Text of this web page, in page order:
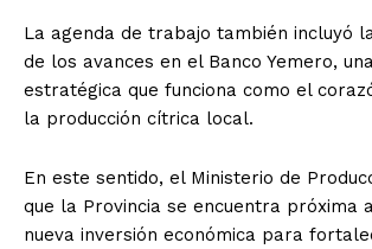
La agenda de trabajo también incluyó
de los avances en el Banco Yemero,
estratégica que funciona como el
la producción cítrica local.
En este sentido, el Ministerio de
que la Provincia se encuentra próxima
nueva inversión económica para